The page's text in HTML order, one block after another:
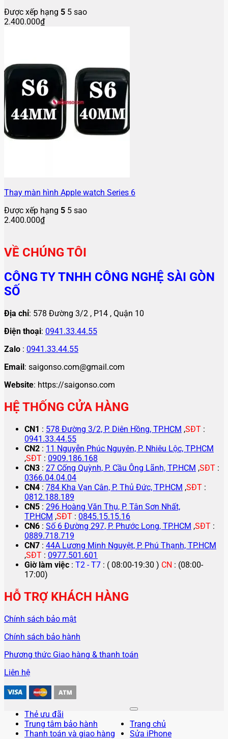
Được xếp hạng 5 5 sao
2.400.000₫
Thay màn hình Apple watch Series 6
Được xếp hạng 5 5 sao
2.400.000₫
VỀ CHÚNG TÔI
CÔNG TY TNHH CÔNG NGHỆ SÀI GÒN
SỐ
Địa chỉ: 578 Đường 3/2 , P14 , Quận 10
Điện thoại: 0941.33.44.55
Zalo : 0941.33.44.55
Email: saigonso.com@gmail.com
Website: https://saigonso.com
HỆ THỐNG CỬA HÀNG
CN1 : 578 Đường 3/2, P. Diên Hồng, TP.HCM ,SĐT :
0941.33.44.55
CN2 : 11 Nguyễn Phúc Nguyên, P. Nhiêu Lộc, TP.HCM
,SĐT : 0909.186.168
CN3 : 27 Cống Quỳnh, P. Cầu Ông Lãnh, TP.HCM ,SĐT :
0366.04.04.04
CN4 : 784 Kha Vạn Cân, P. Thủ Đức, TP.HCM ,SĐT :
0812.188.189
CN5 : 296 Hoàng Văn Thụ, P. Tân Sơn Nhất,
TP.HCM ,SĐT : 0845.15.15.16
CN6 : Số 6 Đường 297, P. Phước Long, TP.HCM ,SĐT :
0889.718.719
CN7 : 44A Lương Minh Nguyệt, P. Phú Thạnh, TP.HCM
,SĐT : 0977.501.601
Giờ làm việc : T2 - T7 : ( 08:00-19:30 ) CN : (08:00-
17:00)
HỖ TRỢ KHÁCH HÀNG
Chính sách bảo mật
Chính sách bảo hành
Phương thức Giao hàng & thanh toán
Liên hệ
Thẻ ưu đãi
Trung tâm bảo hành
Thanh toán và giao hàng
Trang chủ
Sửa iPhone